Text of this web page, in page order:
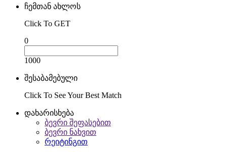
ჩემთან ახლოს
Click To GET
0
1000
შესაბამებული
Click To See Your Best Match
დახარისხება
ბევრი შეფასებით
ბევრი ნახვით
რეიტინგით